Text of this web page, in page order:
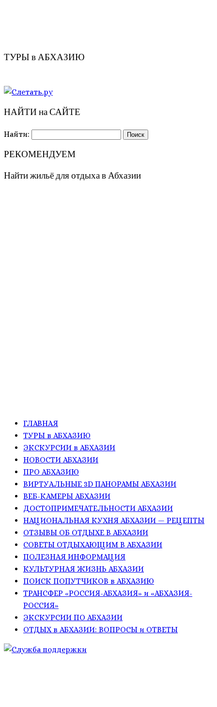
ТУРЫ в АБХАЗИЮ
НАЙТИ на САЙТЕ
Найти:
РЕКОМЕНДУЕМ
Найти жильё для отдыха в Абхазии
ГЛАВНАЯ
ТУРЫ в АБХАЗИЮ
ЭКСКУРСИИ в АБХАЗИИ
НОВОСТИ АБХАЗИИ
ПРО АБХАЗИЮ
ВИРТУАЛЬНЫЕ 3D ПАНОРАМЫ АБХАЗИИ
ВЕБ-КАМЕРЫ АБХАЗИИ
ДОСТОПРИМЕЧАТЕЛЬНОСТИ АБХАЗИИ
НАЦИОНАЛЬНАЯ КУХНЯ АБХАЗИИ — РЕЦЕПТЫ
ОТЗЫВЫ ОБ ОТДЫХЕ В АБХАЗИИ
СОВЕТЫ ОТДЫХАЮЩИМ В АБХАЗИИ
ПОЛЕЗНАЯ ИНФОРМАЦИЯ
КУЛЬТУРНАЯ ЖИЗНЬ АБХАЗИИ
ПОИСК ПОПУТЧИКОВ в АБХАЗИЮ
ТРАНСФЕР «РОССИЯ-АБХАЗИЯ» и «АБХАЗИЯ-
РОССИЯ»
ЭКСКУРСИИ ПО АБХАЗИИ
ОТДЫХ в АБХАЗИИ: ВОПРОСЫ и ОТВЕТЫ